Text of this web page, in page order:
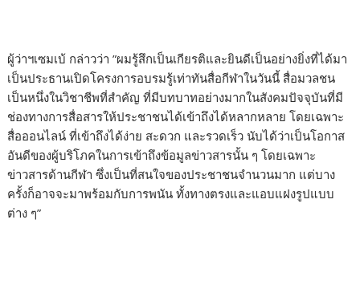
ผู้ว่าฯเซมเบ้ กล่าวว่า ​​”ผมรู้สึกเป็นเกียรติและยินดีเป็นอย่างยิ่งที่ได้มา
เป็นประธานเปิดโครงการอบรมรู้เท่าทันสื่อกีฬาในวันนี้ สื่อมวลชน
เป็นหนึ่งในวิชาชีพที่สำคัญ ที่มีบทบาทอย่างมากในสังคมปัจจุบันที่มี
ช่องทางการสื่อสารให้ประชาชนได้เข้าถึงได้หลากหลาย โดยเฉพาะ
สื่อออนไลน์ ที่เข้าถึงได้ง่าย สะดวก และรวดเร็ว นับได้ว่าเป็นโอกาส
อันดีของผู้บริโภคในการเข้าถึงข้อมูลข่าวสารนั้น ๆ โดยเฉพาะ
ข่าวสารด้านกีฬา ซึ่งเป็นที่สนใจของประชาชนจำนวนมาก แต่บาง
ครั้งก็อาจจะมาพร้อมกับการพนัน ทั้งทางตรงและแอบแฝงรูปแบบ
ต่าง ๆ”